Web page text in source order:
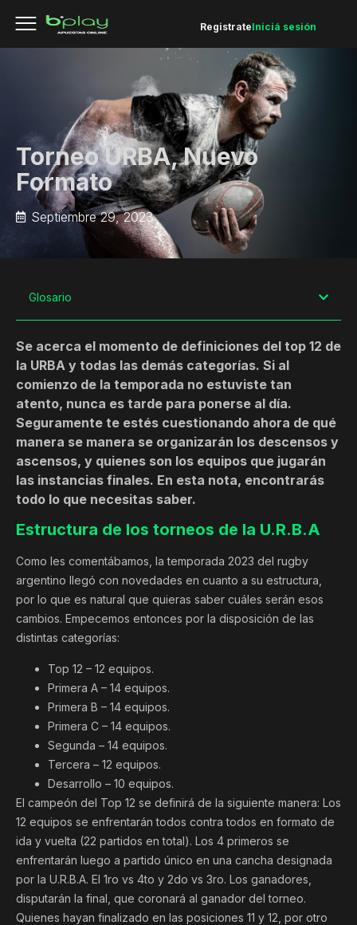
RegistrateIniciá sesión
Torneo URBA, Nuevo
Formato
Septiembre 29, 2023
Glosario
Se acerca el momento de definiciones del top 12 de
la URBA y todas las demás categorías. Si al
comienzo de la temporada no estuviste tan
atento, nunca es tarde para ponerse al día.
Seguramente te estés cuestionando ahora de qué
manera se manera se organizarán los descensos y
ascensos, y quienes son los equipos que jugarán
las instancias finales. En esta nota, encontrarás
todo lo que necesitas saber.
Estructura de los torneos de la U.R.B.A
Como les comentábamos, la temporada 2023 del rugby
argentino llegó con novedades en cuanto a su estructura,
por lo que es natural que quieras saber cuáles serán esos
cambios. Empecemos entonces por la disposición de las
distintas categorías:
Top 12 – 12 equipos.
Primera A – 14 equipos.
Primera B – 14 equipos.
Primera C – 14 equipos.
Segunda – 14 equipos.
Tercera – 12 equipos.
Desarrollo – 10 equipos.
El campeón del Top 12 se definirá de la siguiente manera: Los
12 equipos se enfrentarán todos contra todos en formato de
ida y vuelta (22 partidos en total). Los 4 primeros se
enfrentarán luego a partido único en una cancha designada
por la U.R.B.A. El 1ro vs 4to y 2do vs 3ro. Los ganadores,
disputarán la final, que coronará al ganador del torneo.
Quienes hayan finalizado en las posiciones 11 y 12, por otro